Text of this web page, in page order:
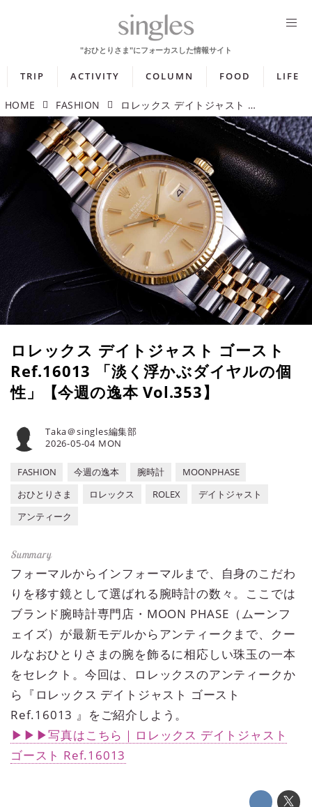
TRIP ACTIVITY COLUMN FOOD LIFE
HOME FASHION ロレックス デイトジャスト ゴースト Ref.16013 「淡く浮かぶダイヤルの個性」【今週の逸本 Vol.353】
ロレックス デイトジャスト ゴースト
Ref.16013 「淡く浮かぶダイヤルの個
性」【今週の逸本 Vol.353】
2026-05-04 MON
Taka＠singles編集部
FASHION 今週の逸本 腕時計
MOONPHASE
おひとりさま
ロレックス ROLEX
デイトジャスト
アンティーク
フォーマルからインフォーマルまで、自身のこだわ
りを移す鏡として選ばれる腕時計の数々。ここでは
ブランド腕時計専門店・MOON PHASE（ムーンフ
ェイズ）が最新モデルからアンティークまで、クー
ルなおひとりさまの腕を飾るに相応しい珠玉の一本
をセレクト。今回は、ロレックスのアンティークか
ら『ロレックス デイトジャスト ゴースト
Ref.16013 』をご紹介しよう。
▶▶▶写真はこちら｜ロレックス デイトジャスト
ゴースト Ref.16013